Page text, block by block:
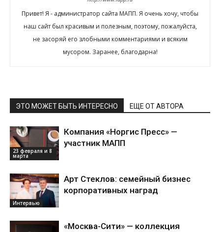
Привет! Я - администратор сайта МАПП. Я очень хочу, чтобы
наш сайт был красивым и полезным, поэтому, пожалуйста,
не засоряй его злобными комментариями и всяким
мусором. Заранее, благодарна!
ЭТО МОЖЕТ БЫТЬ ИНТЕРЕСНО ЕЩЕ ОТ АВТОРА
23 февраля и 8
марта
Компания «Норгис Пресс» —
участник МАПП
Интервью
Арт Стеклов: семейный бизнес
корпоративных наград
«Москва-Сити» — коллекция